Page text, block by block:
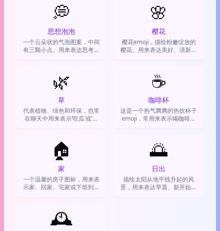
💭
思想泡泡
一个云朵状的气泡图案，中间
有三颗小点。用来表达思考、
🌸
樱花
樱花emoji，描绘粉嫩绽放的
樱花。用来表达美好、清新、
🌿
草
代表植物、绿色和环保，也常
在聊天中用来表示‘吃瓜’或‘种
☕
咖啡杯
这是一个热气腾腾的热饮杯子
emoji，常用来表示喝咖啡、
🏠
家
一个温馨的房子图标，用来表
示家、回家、宅家或下班到家
🌅
日出
描绘太阳从地平线升起的风
景，用来表达早晨、新开始、
🕰️